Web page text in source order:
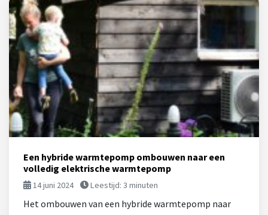
Een hybride warmtepomp ombouwen naar een
volledig elektrische warmtepomp
14 juni 2024 Leestijd: 3 minuten
Het ombouwen van een hybride warmtepomp naar